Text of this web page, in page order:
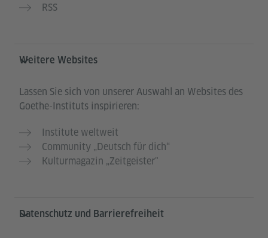
RSS
Weitere Websites
Lassen Sie sich von unserer Auswahl an Websites des
Goethe-Instituts inspirieren:
Institute weltweit
Community „Deutsch für dich“
Kulturmagazin „Zeitgeister"
Datenschutz und Barrierefreiheit